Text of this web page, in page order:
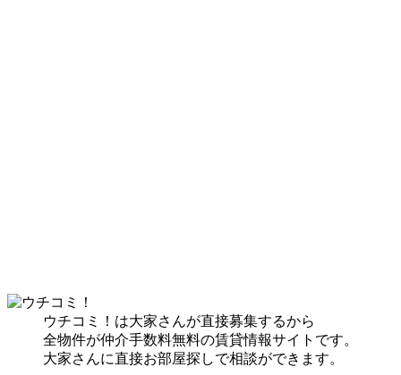
ウチコミ！は大家さんが直接募集するから
全物件が仲介手数料無料の賃貸情報サイトです。
大家さんに直接お部屋探しで相談ができます。